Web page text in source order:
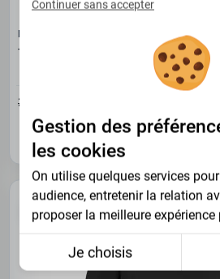
REPLIKA JEANS
T-shirt effet délavé Mélange de vert
39.95 €
7XL
Continuer sans accepter
Gestion des
les cookies
On utilise quelques services
audience, entretenir la relation
proposer la meilleure expérience
Je choisis